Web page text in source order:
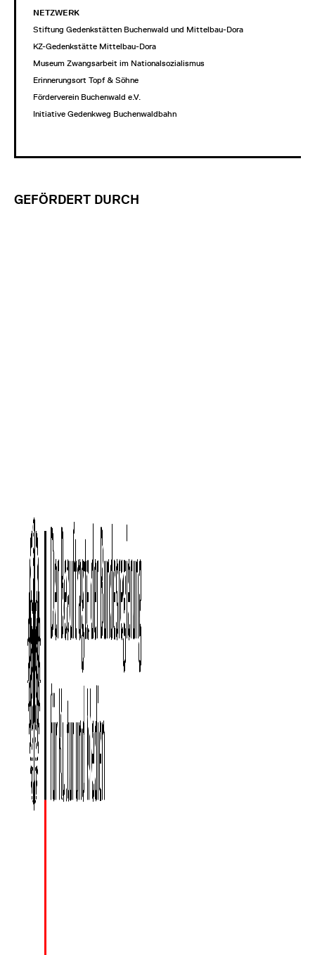
NETZWERK
Stiftung Gedenkstätten Buchenwald und Mittelbau-Dora
KZ-Gedenkstätte Mittelbau-Dora
Museum Zwangsarbeit im Nationalsozialismus
Erinnerungsort Topf & Söhne
Förderverein Buchenwald e.V.
Initiative Gedenkweg Buchenwaldbahn
GEFÖRDERT DURCH